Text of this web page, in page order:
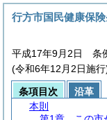
行方市国民健康保険
平成17年9月2日 条
(令和6年12月2日施行
条項目次
沿革
本則